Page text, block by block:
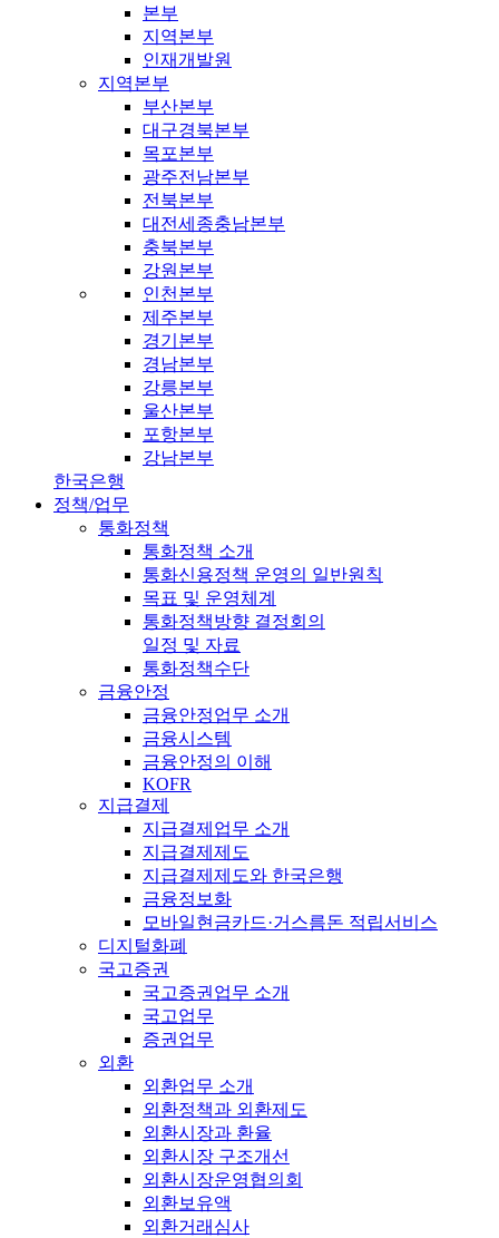
본부
지역본부
인재개발원
지역본부
부산본부
대구경북본부
목포본부
광주전남본부
전북본부
대전세종충남본부
충북본부
강원본부
인천본부
제주본부
경기본부
경남본부
강릉본부
울산본부
포항본부
강남본부
한국은행
정책/업무
통화정책
통화정책 소개
통화신용정책 운영의 일반원칙
목표 및 운영체계
통화정책방향 결정회의
일정 및 자료
통화정책수단
금융안정
금융안정업무 소개
금융시스템
금융안정의 이해
KOFR
지급결제
지급결제업무 소개
지급결제제도
지급결제제도와 한국은행
금융정보화
모바일현금카드·거스름돈 적립서비스
디지털화폐
국고증권
국고증권업무 소개
국고업무
증권업무
외환
외환업무 소개
외환정책과 외환제도
외환시장과 환율
외환시장 구조개선
외환시장운영협의회
외환보유액
외환거래심사